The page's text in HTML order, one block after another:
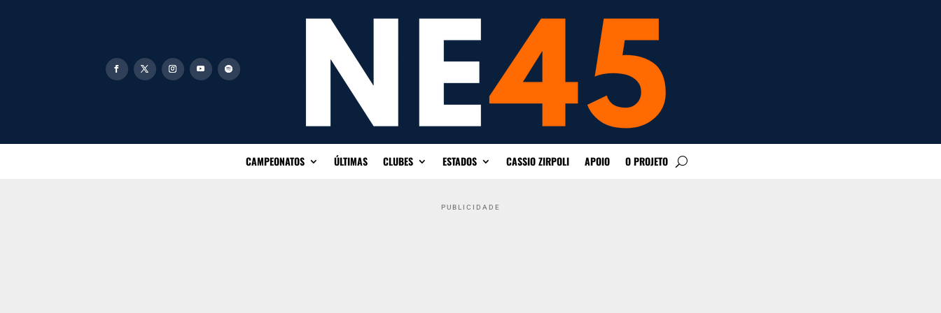
CAMPEONATOS ÚLTIMAS CLUBES ESTADOS CASSIO ZIRPOLI APOIO O PROJETO
PUBLICIDADE